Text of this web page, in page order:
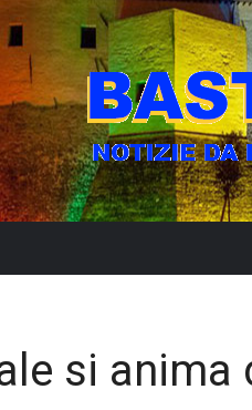
si anima